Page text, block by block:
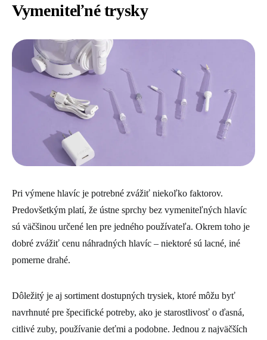
Vymeniteľné trysky
Pri výmene hlavíc je potrebné zvážiť niekoľko faktorov.
Predovšetkým platí, že ústne sprchy bez vymeniteľných hlavíc
sú väčšinou určené len pre jedného používateľa. Okrem toho je
dobré zvážiť cenu náhradných hlavíc – niektoré sú lacné, iné
pomerne drahé.
Dôležitý je aj sortiment dostupných trysiek, ktoré môžu byť
navrhnuté pre špecifické potreby, ako je starostlivosť o ďasná,
citlivé zuby, používanie deťmi a podobne. Jednou z najväčších